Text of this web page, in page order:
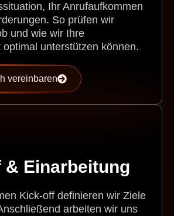
Ihr Anrufaufkommen
So prüfen wir
und wie wir Ihre
optimal unterstützen können.
vereinbaren
& Einarbeitung
Kick-off definieren wir Ziele
arbeiten wir uns